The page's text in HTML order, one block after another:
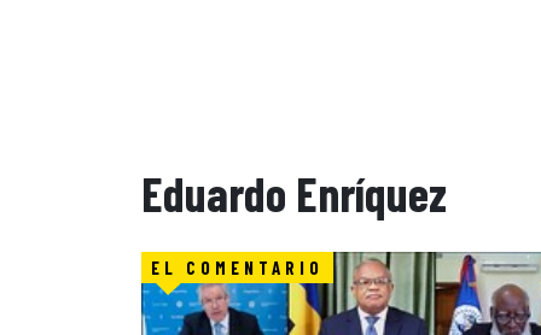
Eduardo Enríquez
EL COMENTARIO